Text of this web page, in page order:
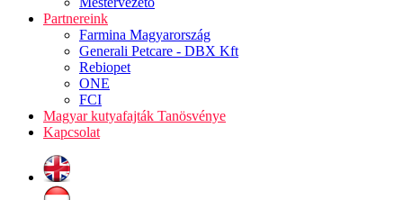
Partnereink
Farmina Magyarország
Generali Petcare - DBX Kft
Rebiopet
ONE
FCI
Magyar kutyafajták Tanösvénye
Kapcsolat